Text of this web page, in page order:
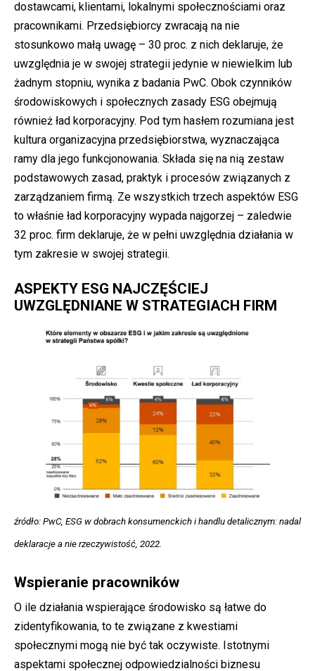
dostawcami, klientami, lokalnymi społecznościami oraz
pracownikami. Przedsiębiorcy zwracają na nie
stosunkowo małą uwagę – 30 proc. z nich deklaruje, że
uwzględnia je w swojej strategii jedynie w niewielkim lub
żadnym stopniu, wynika z badania PwC. Obok czynników
środowiskowych i społecznych zasady ESG obejmują
również ład korporacyjny. Pod tym hasłem rozumiana jest
kultura organizacyjna przedsiębiorstwa, wyznaczająca
ramy dla jego funkcjonowania. Składa się na nią zestaw
podstawowych zasad, praktyk i procesów związanych z
zarządzaniem firmą. Ze wszystkich trzech aspektów ESG
to właśnie ład korporacyjny wypada najgorzej – zaledwie
32 proc. firm deklaruje, że w pełni uwzględnia działania w
tym zakresie w swojej strategii.
ASPEKTY ESG NAJCZĘŚCIEJ
UWZGLĘDNIANE W STRATEGIACH FIRM
źródło: PwC, ESG w dobrach konsumenckich i handlu detalicznym: nadal
deklaracje a nie rzeczywistość, 2022.
Wspieranie pracowników
O ile działania wspierające środowisko są łatwe do
zidentyfikowania, to te związane z kwestiami
społecznymi mogą nie być tak oczywiste. Istotnymi
aspektami społecznej odpowiedzialności biznesu